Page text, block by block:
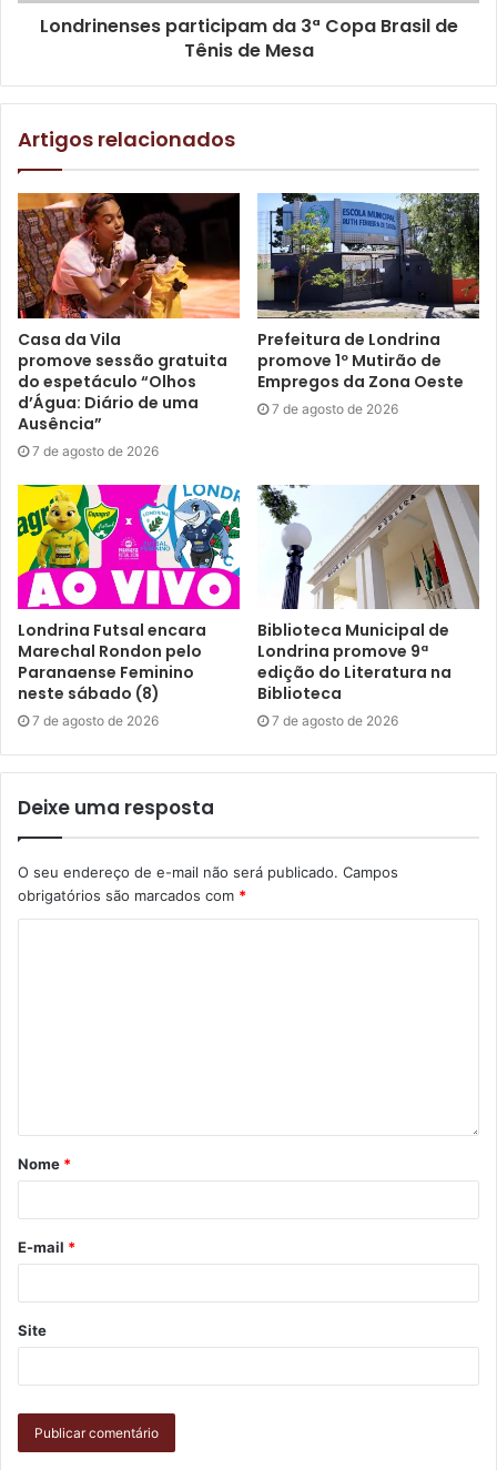
Londrinenses participam da 3ª Copa Brasil de
Tênis de Mesa
Artigos relacionados
Casa da Vila
promove sessão gratuita
do espetáculo “Olhos
d’Água: Diário de uma
Ausência”
7 de agosto de 2026
Prefeitura de Londrina
promove 1º Mutirão de
Empregos da Zona Oeste
7 de agosto de 2026
Londrina Futsal encara
Marechal Rondon pelo
Paranaense Feminino
neste sábado (8)
7 de agosto de 2026
Biblioteca Municipal de
Londrina promove 9ª
edição do Literatura na
Biblioteca
7 de agosto de 2026
Deixe uma resposta
O seu endereço de e-mail não será publicado. Campos
obrigatórios são marcados com *
Nome *
E-mail *
Site